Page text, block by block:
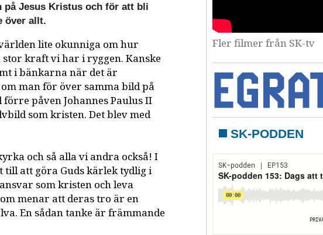
på Jesus Kristus och för att bli
över allt.
lite okunniga om hur
kraft vi har i ryggen. Kanske
i bänkarna när det är
man för över samma bild på
påven Johannes Paulus II
som kristen. Det blev med
och så alla vi andra också! I
till att göra Guds kärlek tydlig i
som kristen och leva
menar att deras tro är en
En sådan tanke är främmande
Fler filmer från SK-tv
SK-PODDEN